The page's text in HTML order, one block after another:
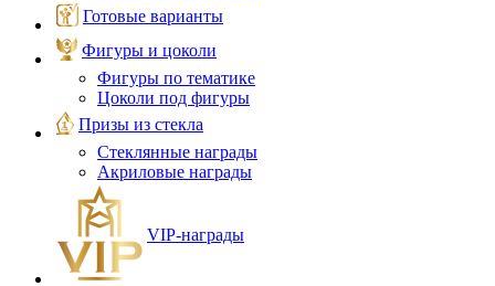
Готовые варианты
Фигуры и цоколи
Фигуры по тематике
Цоколи под фигуры
Призы из стекла
Стеклянные награды
Акриловые награды
VIP‑награды